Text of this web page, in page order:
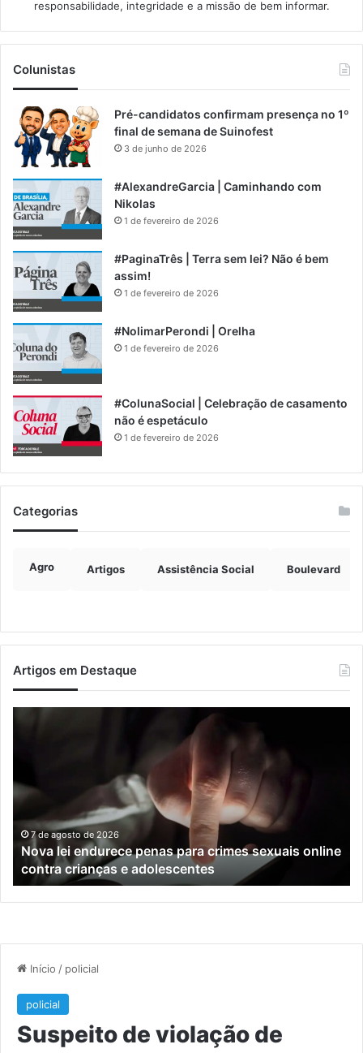
responsabilidade, integridade e a missão de bem informar.​
Colunistas
Pré-candidatos confirmam presença no 1º
final de semana de Suinofest
3 de junho de 2026
#AlexandreGarcia | Caminhando com
Nikolas
1 de fevereiro de 2026
#PaginaTrês | Terra sem lei? Não é bem
assim!
1 de fevereiro de 2026
#NolimarPerondi | Orelha
1 de fevereiro de 2026
#ColunaSocial | Celebração de casamento
não é espetáculo
1 de fevereiro de 2026
Categorias
Agro Artigos Assistência Social Boulevard
Artigos em Destaque
para
crimes
sexuais
online
contra
crianças
e
adolescentes
7 de agosto de 2026
Nova lei endurece penas para crimes sexuais online
contra crianças e adolescentes